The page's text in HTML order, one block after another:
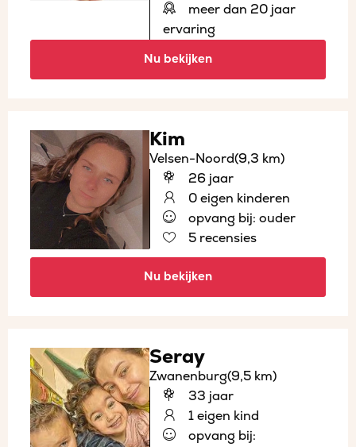
meer dan 20 jaar
ervaring
Nu bekijken
Kim
Velsen-Noord(9,3 km)
26 jaar
0 eigen kinderen
opvang bij: ouder
5 recensies
Nu bekijken
Seray
Zwanenburg(9,5 km)
33 jaar
1 eigen kind
opvang bij: